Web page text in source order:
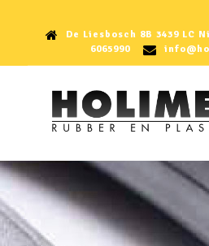
De Liesbosch 8B 3439 LC
6065990